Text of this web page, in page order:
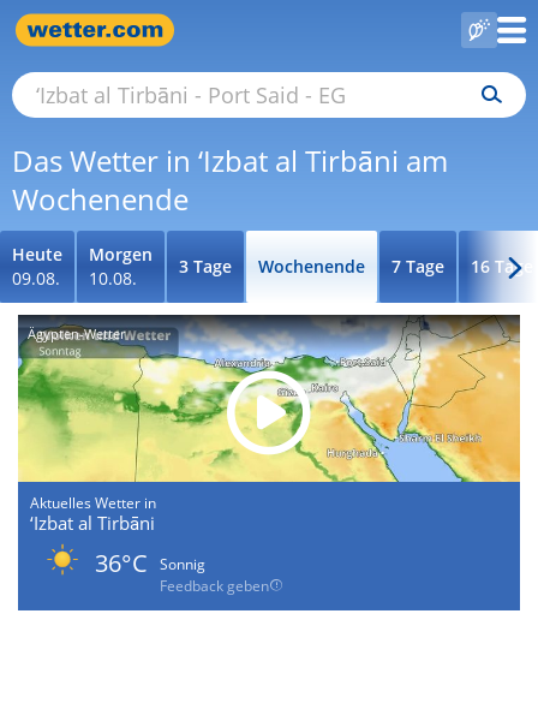
Das Wetter in ‘Izbat al Tirbāni am
Wochenende
Heute
09.08.
Morgen
10.08.
3 Tage Wochenende 7 Tage 16 Tage
Ägypten-Wetter
Aktuelles Wetter in
‘Izbat al Tirbāni
36°C
Sonnig
Feedback geben